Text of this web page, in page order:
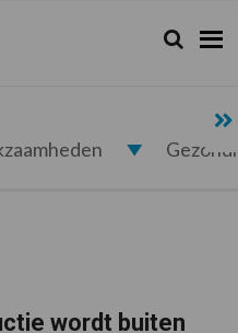
Zoeken...
Zoek
wordt buiten